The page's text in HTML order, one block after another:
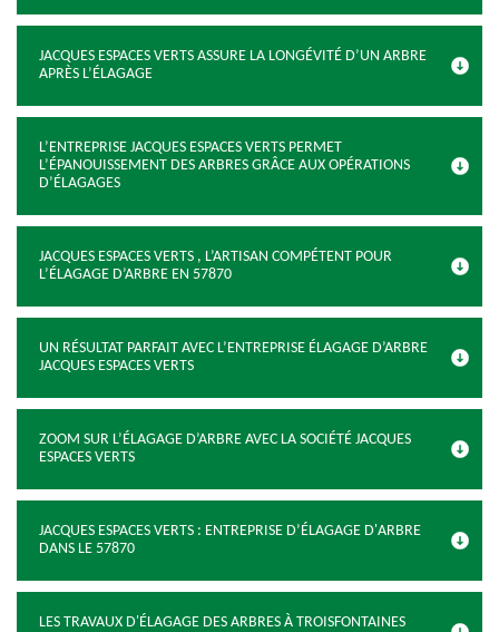
JACQUES ESPACES VERTS ASSURE LA LONGÉVITÉ D’UN ARBRE
APRÈS L’ÉLAGAGE
L’ENTREPRISE JACQUES ESPACES VERTS PERMET
L’ÉPANOUISSEMENT DES ARBRES GRÂCE AUX OPÉRATIONS
D’ÉLAGAGES
JACQUES ESPACES VERTS , L’ARTISAN COMPÉTENT POUR
L’ÉLAGAGE D’ARBRE EN 57870
UN RÉSULTAT PARFAIT AVEC L’ENTREPRISE ÉLAGAGE D’ARBRE
JACQUES ESPACES VERTS
ZOOM SUR L’ÉLAGAGE D’ARBRE AVEC LA SOCIÉTÉ JACQUES
ESPACES VERTS
JACQUES ESPACES VERTS : ENTREPRISE D’ÉLAGAGE D'ARBRE
DANS LE 57870
LES TRAVAUX D'ÉLAGAGE DES ARBRES À TROISFONTAINES